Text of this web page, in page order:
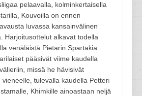
pelaavalla, kolminkertaisella
Kouvoilla on ennen
luvassa kansainvälinen
Harjoitusottelut alkavat todella
venäläistä Pietarin Spartakia
pääsivät viime kaudella
missä he hävisivät
vieneelle, tulevalla kaudella Petteri
Khimkille ainoastaan neljä